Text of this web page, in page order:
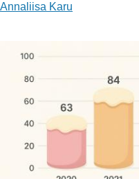
Annaliisa Karu